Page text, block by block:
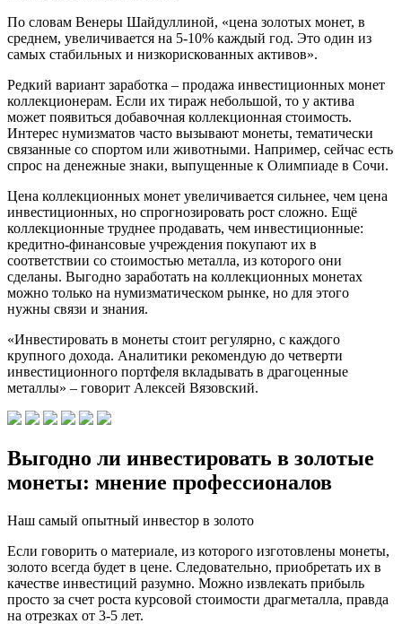
По словам Венеры Шайдуллиной, «цена золотых монет, в
среднем, увеличивается на 5-10% каждый год. Это один из
самых стабильных и низкорискованных активов».
Редкий вариант заработка – продажа инвестиционных монет
коллекционерам. Если их тираж небольшой, то у актива
может появиться добавочная коллекционная стоимость.
Интерес нумизматов часто вызывают монеты, тематически
связанные со спортом или животными. Например, сейчас есть
спрос на денежные знаки, выпущенные к Олимпиаде в Сочи.
Цена коллекционных монет увеличивается сильнее, чем цена
инвестиционных, но спрогнозировать рост сложно. Ещё
коллекционные труднее продавать, чем инвестиционные:
кредитно-финансовые учреждения покупают их в
соответствии со стоимостью металла, из которого они
сделаны. Выгодно заработать на коллекционных монетах
можно только на нумизматическом рынке, но для этого
нужны связи и знания.
«Инвестировать в монеты стоит регулярно, с каждого
крупного дохода. Аналитики рекомендую до четверти
инвестиционного портфеля вкладывать в драгоценные
металлы» – говорит Алексей Вязовский.
Выгодно ли инвестировать в золотые
монеты: мнение профессионалов
Наш самый опытный инвестор в золото
Если говорить о материале, из которого изготовлены монеты,
золото всегда будет в цене. Следовательно, приобретать их в
качестве инвестиций разумно. Можно извлекать прибыль
просто за счет роста курсовой стоимости драгметалла, правда
на отрезках от 3-5 лет.